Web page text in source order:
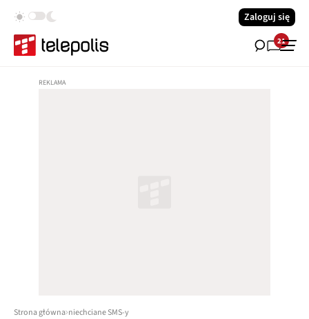
Zaloguj się
21
Strona główna niechciane SMS-y